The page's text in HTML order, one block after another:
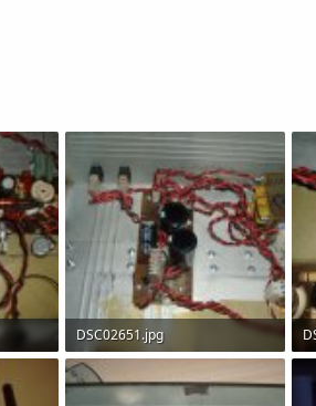
DSC02651.jpg
103.5 KB · Visitas: 128